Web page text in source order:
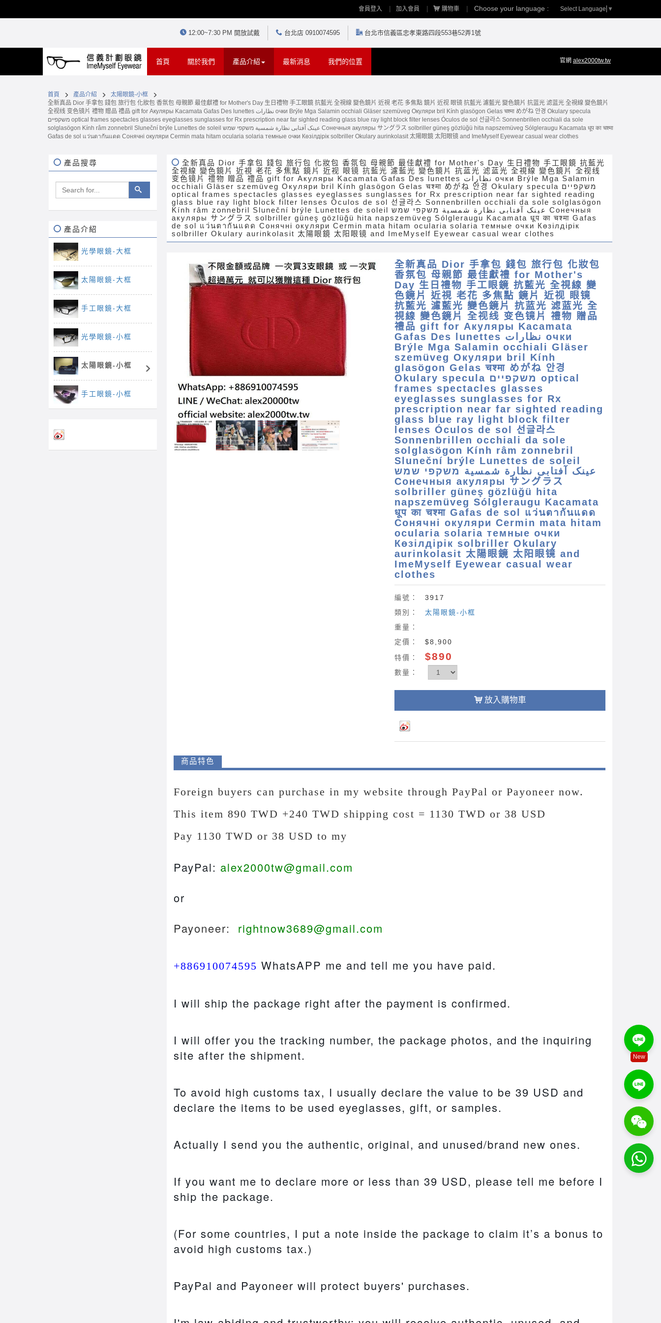
會員登入 加入會員 購物車 Choose your language : Select Language ▼
12:00~7:30 PM 開放試戴 台北店 0910074595 台北市信義區忠孝東路四段553巷52弄1號
首頁 (current)關於我們 產品介紹 最新消息 我們的位置 官網 alex2000tw.tw
首頁 產品介紹
太陽眼鏡-小框
全新真品 Dior 手拿包 錢包 旅行包 化妝包 香氛包 母親節 最佳獻禮 for Mother's Day 生日禮物 手工眼鏡 抗藍光 全視線 變色鏡片 近視 老花 多焦點 鏡片 近视 眼镜 抗藍光 濾藍光 變色鏡片 抗蓝光 滤蓝光 全視線 變色鏡片
全视线 变色镜片 禮物 贈品 禮品 gift for Акуляры Kacamata Gafas Des lunettes نظارات очки Brýle Mga Salamin occhiali Gläser szemüveg Окуляри bril Kính glasögon Gelas चश्मा めがね 안경 Okulary specula
משקפיים optical frames spectacles glasses eyeglasses sunglasses for Rx prescription near far sighted reading glass blue ray light block filter lenses Óculos de sol 선글라스 Sonnenbrillen occhiali da sole
solglasögon Kính râm zonnebril Sluneční brýle Lunettes de soleil عینک آفتابی نظارة شمسية משקפי שמש Сонечныя акуляры サングラス solbriller güneş gözlüğü hita napszemüveg Sólgleraugu Kacamata धूप का चश्मा
Gafas de sol แว่นตากันแดด Сонячні окуляри Cermin mata hitam ocularia solaria темные очки Көзілдірік solbriller Okulary aurinkolasit 太陽眼鏡 太阳眼镜 and ImeMyself Eyewear casual wear clothes
全新真品 Dior 手拿包 錢包 旅行包 化妝包 香氛包 母親節 最佳獻禮 for Mother's Day 生日禮物 手工眼鏡 抗藍光
全視線 變色鏡片 近視 老花 多焦點 鏡片 近视 眼镜 抗藍光 濾藍光 變色鏡片 抗蓝光 滤蓝光 全視線 變色鏡片 全视线
变色镜片 禮物 贈品 禮品 gift for Акуляры Kacamata Gafas Des lunettes نظارات очки Brýle Mga Salamin
occhiali Gläser szemüveg Окуляри bril Kính glasögon Gelas चश्मा めがね 안경 Okulary specula משקפיים
optical frames spectacles glasses eyeglasses sunglasses for Rx prescription near far sighted reading
glass blue ray light block filter lenses Óculos de sol 선글라스 Sonnenbrillen occhiali da sole solglasögon
Kính râm zonnebril Sluneční brýle Lunettes de soleil عینک آفتابی نظارة شمسية משקפי שמש Сонечныя
акуляры サングラス solbriller güneş gözlüğü hita napszemüveg Sólgleraugu Kacamata धूप का चश्मा Gafas
de sol แว่นตากันแดด Сонячні окуляри Cermin mata hitam ocularia solaria темные очки Көзілдірік
solbriller Okulary aurinkolasit 太陽眼鏡 太阳眼镜 and ImeMyself Eyewear casual wear clothes
全新真品 Dior 手拿包 錢包 旅行包 化妝包
香氛包 母親節 最佳獻禮 for Mother's
Day 生日禮物 手工眼鏡 抗藍光 全視線 變
色鏡片 近視 老花 多焦點 鏡片 近视 眼镜
抗藍光 濾藍光 變色鏡片 抗蓝光 滤蓝光 全
視線 變色鏡片 全视线 变色镜片 禮物 贈品
禮品 gift for Акуляры Kacamata
Gafas Des lunettes نظارات очки
Brýle Mga Salamin occhiali Gläser
szemüveg Окуляри bril Kính
glasögon Gelas चश्मा めがね 안경
Okulary specula משקפיים optical
frames spectacles glasses
eyeglasses sunglasses for Rx
prescription near far sighted reading
glass blue ray light block filter
lenses Óculos de sol 선글라스
Sonnenbrillen occhiali da sole
solglasögon Kính râm zonnebril
Sluneční brýle Lunettes de soleil
عینک آفتابی نظارة شمسية משקפי שמש
Сонечныя акуляры サングラス
solbriller güneş gözlüğü hita
napszemüveg Sólgleraugu Kacamata
धूप का चश्मा Gafas de sol แว่นตากันแดด
Сонячні окуляри Cermin mata hitam
ocularia solaria темные очки
Көзілдірік solbriller Okulary
aurinkolasit 太陽眼鏡 太阳眼镜 and
ImeMyself Eyewear casual wear
clothes
編號：
3917
類別：
太陽眼鏡-小框
重量：
定價：
$8,900
特價：
$890
數量：
放入購物車
商品特色
Foreign buyers can purchase in my website through PayPal or Payoneer now.
This item 890 TWD +240 TWD shipping cost = 1130 TWD or 38 USD
Pay 1130 TWD or 38 USD to my
PayPal: alex2000tw@gmail.com
or
Payoneer: rightnow3689@gmail.com
+886910074595 WhatsAPP me and tell me you have paid.
I will ship the package right after the payment is confirmed.
I will offer you the tracking number, the package photos, and the inquiring
site after the shipment.
To avoid high customs tax, I usually declare the value to be 39 USD and
declare the items to be used eyeglasses, gift, or samples.
Actually I send you the authentic, original, and unused/brand new ones.
If you want me to declare more or less than 39 USD, please tell me before I
ship the package.
(For some countries, I put a note inside the package to claim it’s a bonus to
avoid high customs tax.)
PayPal and Payoneer will protect buyers' purchases.
產品搜尋
產品介紹
光學眼鏡-大框
太陽眼鏡-大框
手工眼鏡-大框
光學眼鏡-小框
太陽眼鏡-小框
手工眼鏡-小框
New